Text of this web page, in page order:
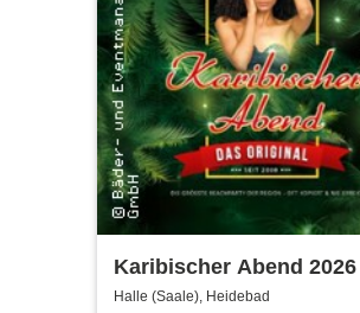
Karibischer Abend 2026
Original!
Halle (Saale), Heidebad